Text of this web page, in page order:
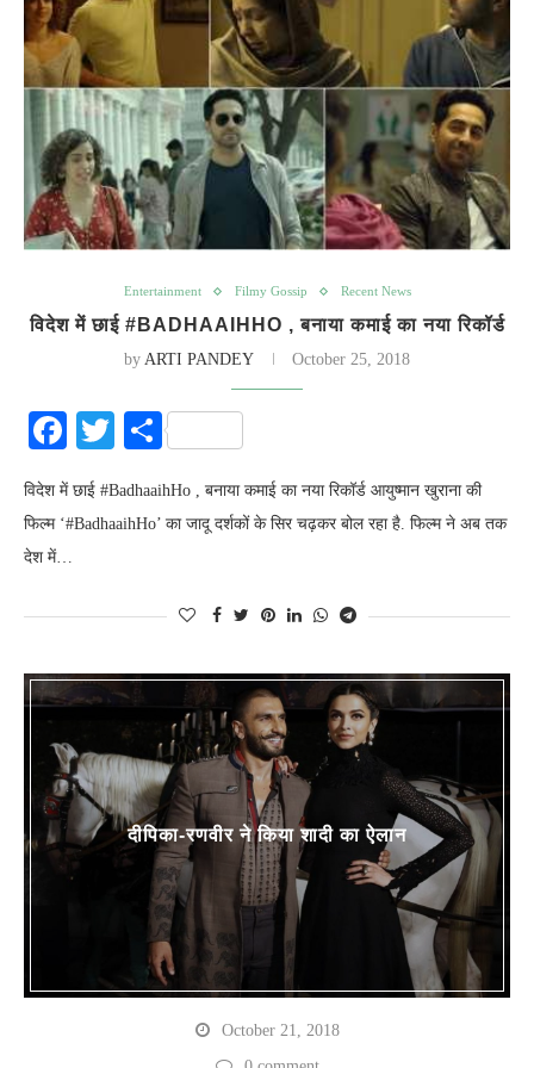
Entertainment Filmy Gossip Recent News
व‍िदेश में छाई #BADHAAIHHO , बनाया कमाई का नया र‍िकॉर्ड
by ARTI PANDEY October 25, 2018
Facebook
Twitter
Share
व‍िदेश में छाई #BadhaaihHo , बनाया कमाई का नया र‍िकॉर्ड आयुष्मान खुराना की
फिल्म ‘#BadhaaihHo’ का जादू दर्शकों के सिर चढ़कर बोल रहा है. फिल्म ने अब तक
देश में…
दीप‍िका-रणवीर ने किया शादी का ऐलान
October 21, 2018